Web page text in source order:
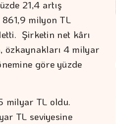
21,4 artış
861,9 milyon TL
Şirketin net kârı
özkaynakları 4 milyar
göre yüzde
milyar TL oldu.
TL seviyesine